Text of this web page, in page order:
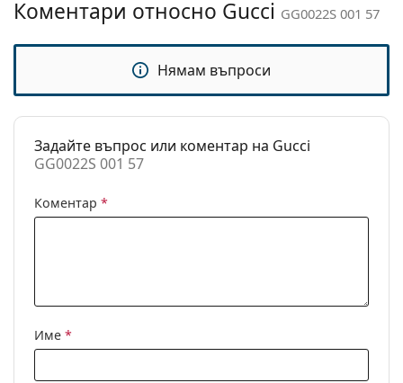
Кутия:
Да
Други
Категория:
Предназначение: Мода
диоптри:
Коментари относно Gucci GG0022S 001 57
Нямам въпроси
Задайте въпрос или коментар на Gucci
GG0022S 001 57
Коментар *
Име *